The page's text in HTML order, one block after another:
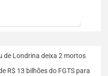
de Londrina deixa 2 mortos
R$ 13 bilhões do FGTS para